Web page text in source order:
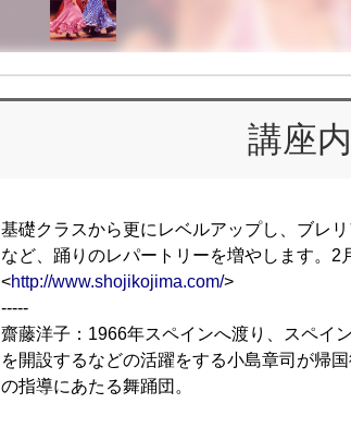
講座
基礎クラスから更にレベルアップし、ブレ
など、踊りのレパートリーを増やします。2
<http://www.shojikojima.com/>
-----
齋藤洋子：1966年スペインへ渡り、スペイ
を開設するなどの活躍をする小島章司が帰
の指導にあたる舞踊団。